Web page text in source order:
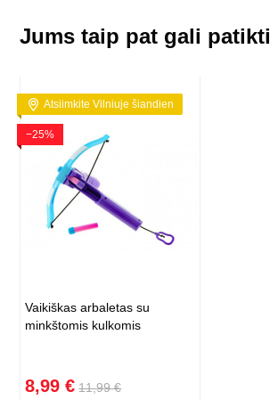
Jums taip pat gali patikti
Atsiimkite Vilniuje šiandien
−25%
Vaikiškas arbaletas su
minkštomis kulkomis
8,99 € 11,99 €